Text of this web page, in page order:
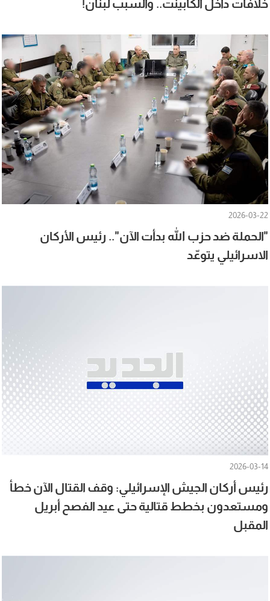
خلافات داخل الكابينت.. والسبب لبنان!
2026-03-22
"الحملة ضد حزب الله بدأت الآن".. رئيس الأركان
الاسرائيلي يتوعّد
2026-03-14
رئيس أركان الجيش الإسرائيلي: وقف القتال الآن خطأ
ومستعدون بخطط قتالية حتى عيد الفصح أبريل
المقبل